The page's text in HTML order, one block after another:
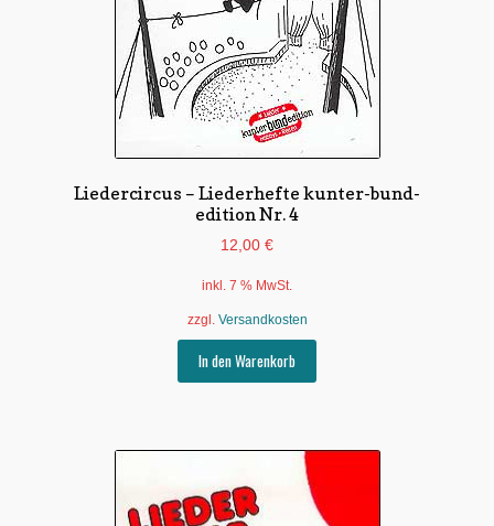
Liedercircus – Liederhefte kunter-bund-
edition Nr. 4
12,00 €
inkl. 7 % MwSt.
zzgl. Versandkosten
In den Warenkorb